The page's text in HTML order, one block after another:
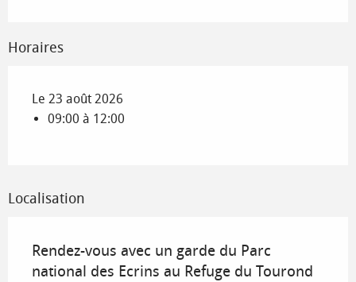
Horaires
Le 23 août 2026
09:00 à 12:00
Localisation
Rendez-vous avec un garde du Parc
national des Ecrins au Refuge du Tourond